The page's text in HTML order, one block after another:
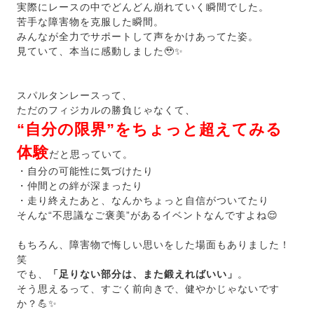
実際にレースの中でどんどん崩れていく瞬間でした。
苦手な障害物を克服した瞬間。
みんなが全力でサポートして声をかけあってた姿。
見ていて、本当に感動しました🥹✨
スパルタンレースって、
ただのフィジカルの勝負じゃなくて、
“自分の限界”をちょっと超えてみる
体験だと思っていて。
・自分の可能性に気づけたり
・仲間との絆が深まったり
・走り終えたあと、なんかちょっと自信がついてたり
そんな“不思議なご褒美”があるイベントなんですよね😌
もちろん、障害物で悔しい思いをした場面もありました！
笑
でも、
「足りない部分は、また鍛えればいい」
。
そう思えるって、すごく前向きで、健やかじゃないです
か？💪✨